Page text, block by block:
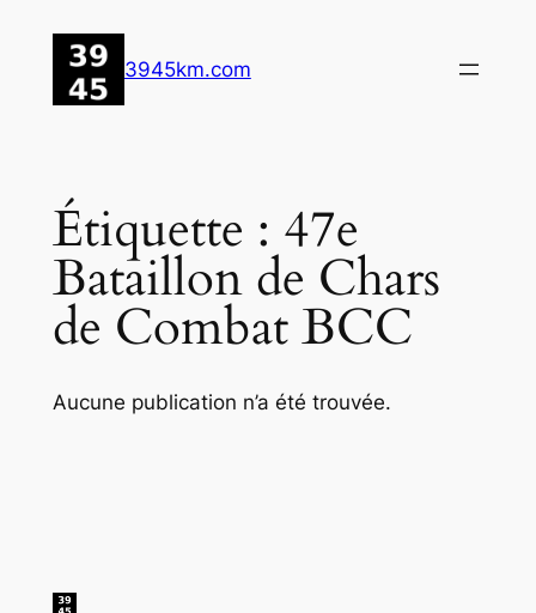
contenu
3945km.com
Étiquette : 47e
Bataillon de Chars
de Combat BCC
Aucune publication n’a été trouvée.